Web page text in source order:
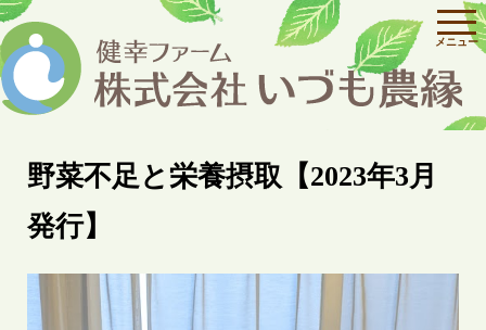
野菜不足と栄養摂取【2023年3月
発行】